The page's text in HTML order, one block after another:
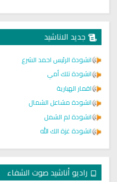
جديد الاناشيد
انشودة الرئيس احمد الشرع
انشودة تلك أمي
اقمار الهبارية
انشودة مشاعل الشمال
انشودة لم الشمل
انشودة غزة الك الله
راديو أناشيد صوت الشفاء